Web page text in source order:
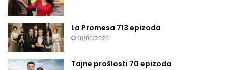
La Promesa 713 epizoda
16/06/2026
Tajne prošlosti 70 epizoda